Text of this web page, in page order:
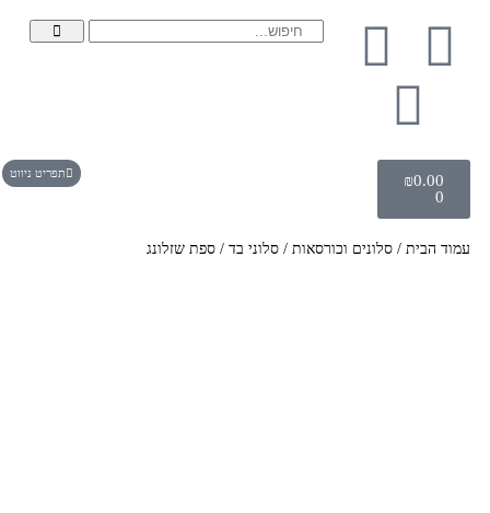
₪0.00
תפריט ניווט
עמוד הבית/ סלונים וכורסאות/ סלוני בד/ ספת שזלונג